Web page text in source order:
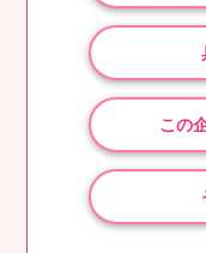
この